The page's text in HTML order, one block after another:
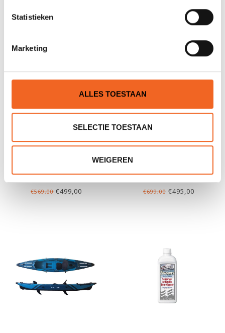
Statistieken
Marketing
ALLES TOESTAAN
SELECTIE TOESTAAN
WEIGEREN
€569,00 €499,00 €699,00 €495,00